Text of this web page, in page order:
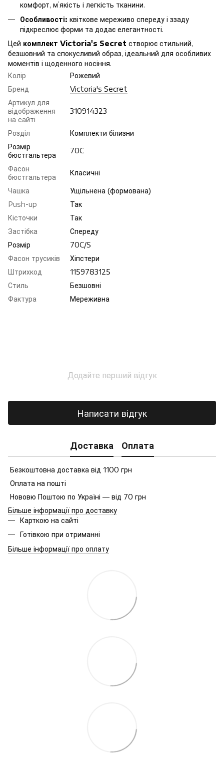
комфорт, м’якість і легкість тканини.
Особливості: квіткове мереживо спереду і ззаду
підкреслює форми та додає елегантності.
Цей комплект Victoria's Secret створює стильний,
безшовний та спокусливий образ, ідеальний для особливих
моментів і щоденного носіння.
Колір
Рожевий
Бренд
Victoria's Secret
Артикул для
відображення
на сайті
310914323
Розділ
Комплекти білизни
Розмір
бюстгальтера
70C
Фасон
бюстгальтера
Класичні
Чашка
Ущільнена (формована)
Push-up
Так
Кісточки
Так
Застібка
Спереду
Розмір
70C/S
Фасон трусиків
Хіпстери
Штрихкод
1159783125
Стиль
Безшовні
Фактура
Мереживна
Додайте перший відгук
Написати відгук
Доставка Оплата
Безкоштовна доставка від 1100 грн
Оплата на пошті
Нововю Поштою по Україні — від 70 грн
Більше інформації про доставку
Карткою на сайті
Готівкою при отриманні
Більше інформації про оплату